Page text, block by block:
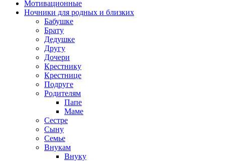
Мотивационные
Ночники для родных и близких
Бабушке
Брату
Дедушке
Другу
Дочери
Крестнику
Крестнице
Подруге
Родителям
Папе
Маме
Сестре
Сыну
Семье
Внукам
Внуку